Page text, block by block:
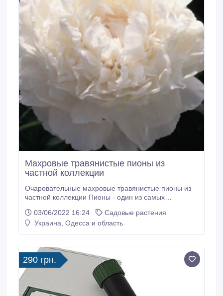
Махровые травянистые пионы из
частной коллекции
Очаровательные махровые травянистые пионы из
частной коллекции Пионы - один из самых
для Вашего сада. Заказ на осень 2022 года, заказы
принимаются до 05 августа. Отличный и здоровый
прилагается.
03/06/2022 16:24
Садовые растения
Украина, Одесса и область
290 грн.